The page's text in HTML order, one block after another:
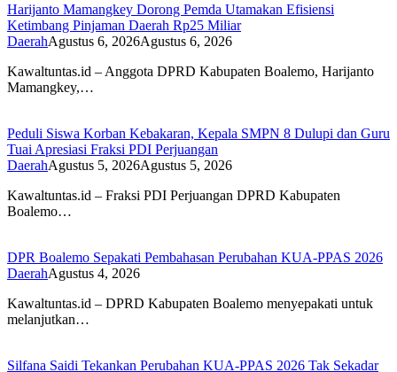
Harijanto Mamangkey Dorong Pemda Utamakan Efisiensi
Ketimbang Pinjaman Daerah Rp25 Miliar
DaerahAgustus 6, 2026Agustus 6, 2026
Kawaltuntas.id – Anggota DPRD Kabupaten Boalemo, Harijanto
Mamangkey,…
Peduli Siswa Korban Kebakaran, Kepala SMPN 8 Dulupi dan Guru
Tuai Apresiasi Fraksi PDI Perjuangan
DaerahAgustus 5, 2026Agustus 5, 2026
Kawaltuntas.id – Fraksi PDI Perjuangan DPRD Kabupaten
Boalemo…
DPR Boalemo Sepakati Pembahasan Perubahan KUA-PPAS 2026
DaerahAgustus 4, 2026
Kawaltuntas.id – DPRD Kabupaten Boalemo menyepakati untuk
melanjutkan…
Silfana Saidi Tekankan Perubahan KUA-PPAS 2026 Tak Sekadar